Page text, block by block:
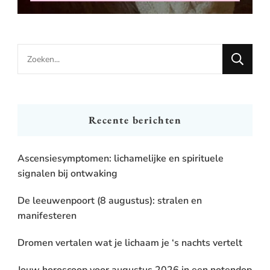
Looking
for
Recente berichten
Ascensiesymptomen: lichamelijke en spirituele
signalen bij ontwaking
De leeuwenpoort (8 augustus): stralen en
manifesteren
Dromen vertalen wat je lichaam je ‘s nachts vertelt